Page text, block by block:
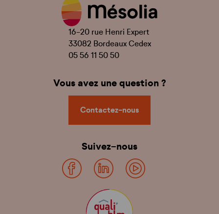
16-20 rue Henri Expert
33082 Bordeaux Cedex
05 56 11 50 50
Vous avez une question ?
Contactez-nous
Suivez-nous